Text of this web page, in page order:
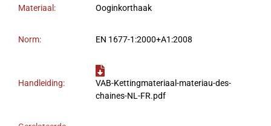
Materiaal: Ooginkorthaak
Norm: EN 1677-1:2000+A1:2008
Handleiding:
VAB-Kettingmateriaal-materiau-des-
chaines-NL-FR.pdf